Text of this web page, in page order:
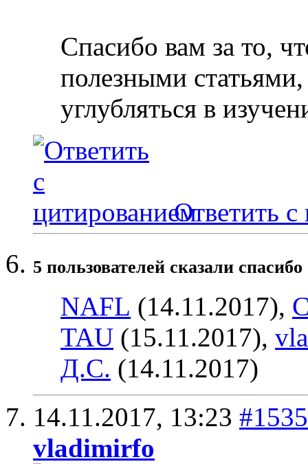
Спасибо вам за то,
полезными статьями,
углубляться в
Ответить с
5 пользователей сказали
NAFL (14.11.2017),
TAU (15.11.2017),
Д.С. (14.11.2017)
14.11.2017, 13:23 #1535
vladimirfo